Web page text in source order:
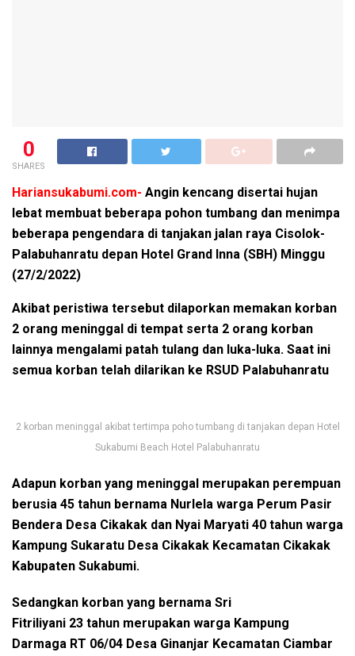
0
SHARES
Hariansukabumi.com- Angin kencang disertai hujan
lebat membuat beberapa pohon tumbang dan menimpa
beberapa pengendara di tanjakan jalan raya Cisolok-
Palabuhanratu depan Hotel Grand Inna (SBH) Minggu
(27/2/2022)
Akibat peristiwa tersebut dilaporkan memakan korban
2 orang meninggal di tempat serta 2 orang korban
lainnya mengalami patah tulang dan luka-luka. Saat ini
semua korban telah dilarikan ke RSUD Palabuhanratu
2 korban meninggal akibat tertimpa poho tumbang di tanjakan depan Hotel
Sukabumi Beach Hotel Palabuhanratu
Adapun korban yang meninggal merupakan perempuan
berusia 45 tahun bernama Nurlela warga Perum Pasir
Bendera Desa Cikakak dan Nyai Maryati 40 tahun warga
Kampung Sukaratu Desa Cikakak Kecamatan Cikakak
Kabupaten Sukabumi.
Sedangkan korban yang bernama Sri
Fitriliyani 23 tahun merupakan warga Kampung
Darmaga RT 06/04 Desa Ginanjar Kecamatan Ciambar